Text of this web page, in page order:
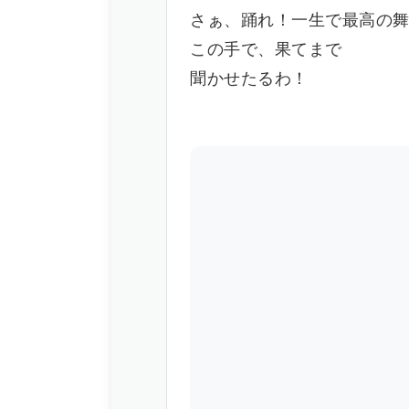
さぁ、踊れ！一生で最高の
この手で、果てまで
聞かせたるわ！